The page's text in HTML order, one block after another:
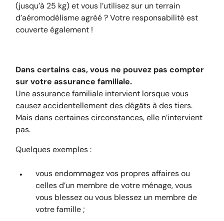
(jusqu’à 25 kg) et vous l’utilisez sur un terrain
d’aéromodélisme agréé ? Votre responsabilité est
couverte également !
Dans certains cas, vous ne pouvez pas compter
sur votre assurance familiale.
Une assurance familiale intervient lorsque vous
causez accidentellement des dégâts à des tiers.
Mais dans certaines circonstances, elle n’intervient
pas.
Quelques exemples :
vous endommagez vos propres affaires ou
celles d’un membre de votre ménage, vous
vous blessez ou vous blessez un membre de
votre famille ;